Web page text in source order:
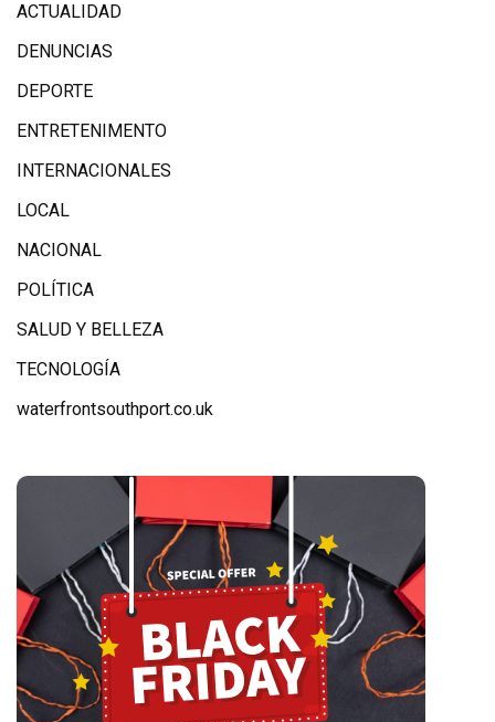
ACTUALIDAD
DENUNCIAS
DEPORTE
ENTRETENIMENTO
INTERNACIONALES
LOCAL
NACIONAL
POLÍTICA
SALUD Y BELLEZA
TECNOLOGÍA
waterfrontsouthport.co.uk